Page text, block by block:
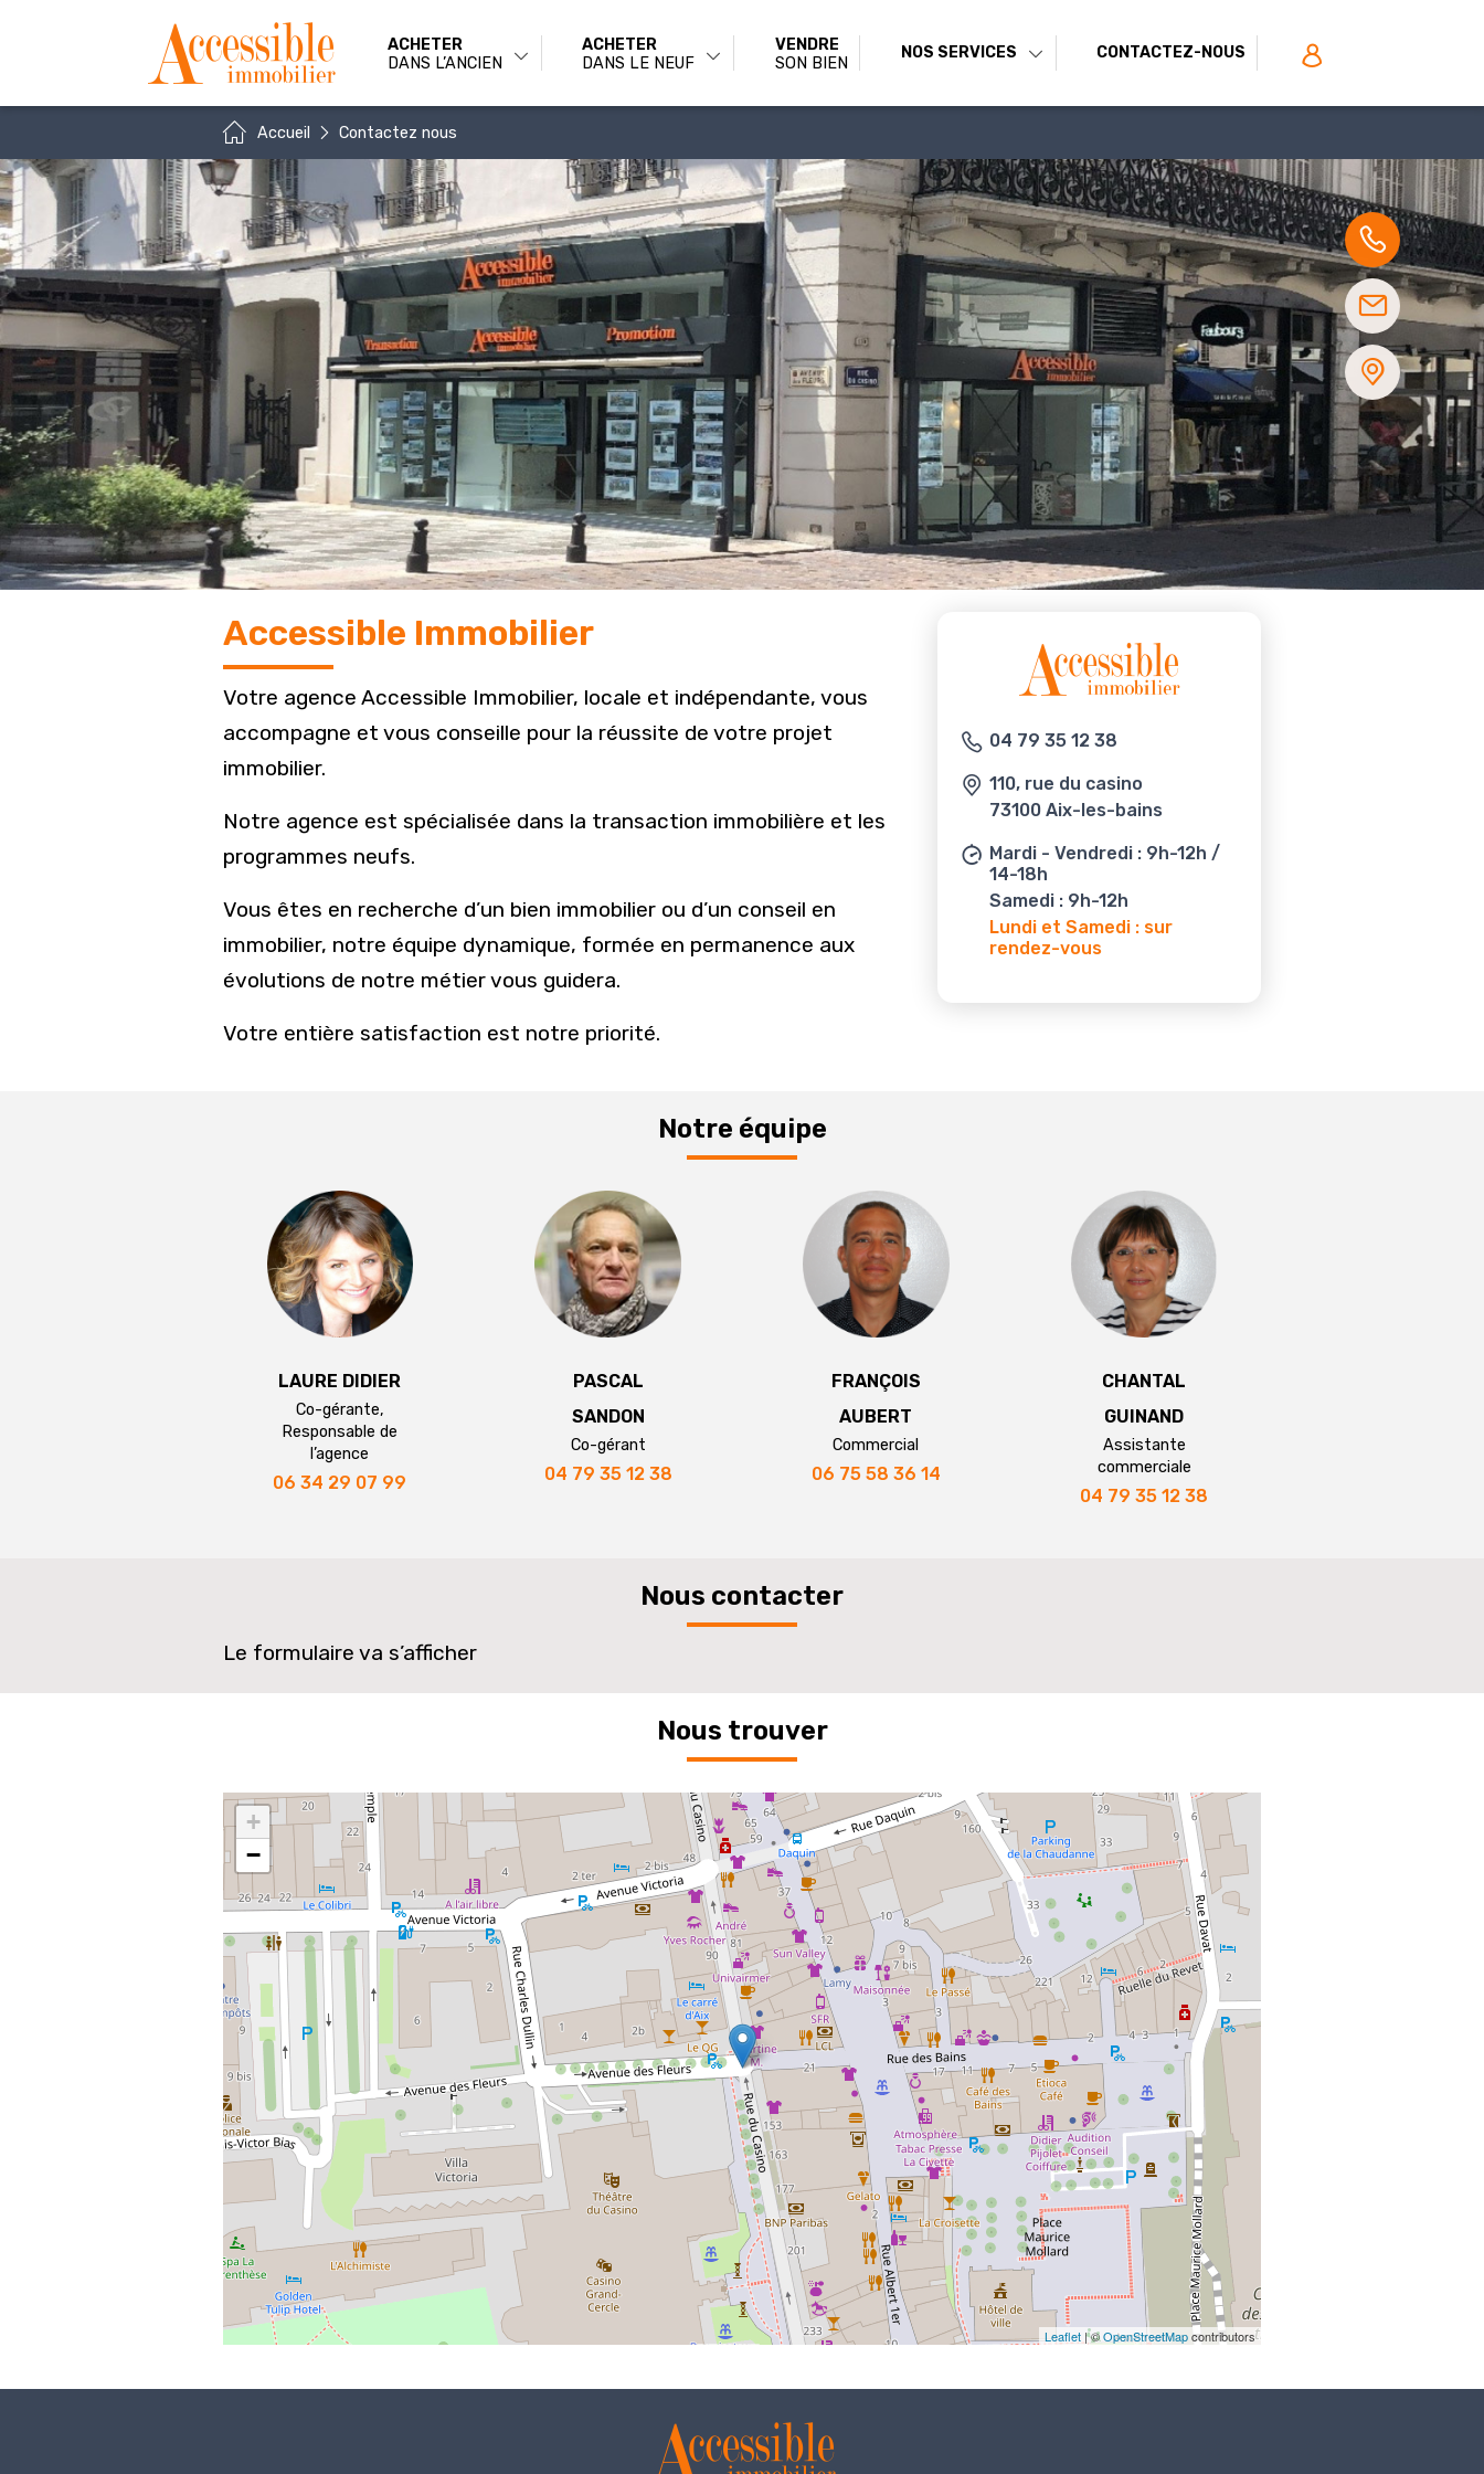
ACHETER
DANS L’ANCIEN
ACHETER
DANS LE NEUF
VENDRE
SON BIEN
NOS SERVICES CONTACTEZ-NOUS
Accueil Contactez nous
Accessible Immobilier
Votre agence Accessible Immobilier, locale et indépendante, vous
accompagne et vous conseille pour la réussite de votre projet
immobilier.
Notre agence est spécialisée dans la transaction immobilière et les
programmes neufs.
Vous êtes en recherche d’un bien immobilier ou d’un conseil en
immobilier, notre équipe dynamique, formée en permanence aux
évolutions de notre métier vous guidera.
Votre entière satisfaction est notre priorité.
pour visualiser ce bloc
Notre équipe
LAURE DIDIER
Co-gérante,
Responsable de
l’agence
06 34 29 07 99
PASCAL
SANDON
Co-gérant
04 79 35 12 38
FRANÇOIS
AUBERT
Commercial
06 75 58 36 14
CHANTAL
GUINAND
Assistante
commerciale
04 79 35 12 38
Nous contacter
Le formulaire va s’afficher
Nous trouver
+
−
Leaflet | ©OpenStreetMapcontributors
04 79 35 12 38
110, rue du casino
73100 Aix-les-bains
Mardi - Vendredi : 9h-12h /
14-18h
Samedi : 9h-12h
Lundi et Samedi : sur
rendez-vous